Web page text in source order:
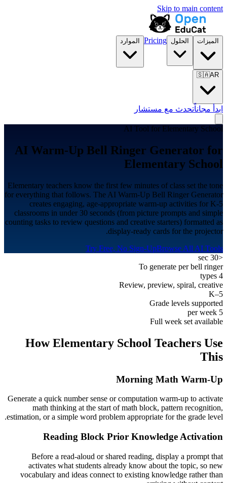
Skip to main content
الميزات الحلول Pricing الموارد
🇸🇦AR
ابدأ مجاناًتحدث مع مستشار
AI Tool for Elementary School
AI Warm-Up Bell Ringer Generator for
Elementary School
Elementary teachers know the first few minutes of class set the tone
for everything that follows. The AI Warm-Up Bell Ringer Generator
creates engaging, age-appropriate warm-up activities for K-5
classrooms in under 30 seconds (from picture prompts and simple
counting tasks to review questions and creative starters) formatted as
display-ready cards for the projector.
Try Free, No Sign-UpBrowse All AI Tools
<30 sec
To generate per bell ringer
4 types
Review, preview, spiral, creative
K–5
Grade levels supported
5 per week
Full week set available
HowElementary School Teachers Use
This
Morning Math Warm-Up
Generate a quick number sense or computation warm-up to activate
math thinking at the start of math block, pattern recognition,
estimation, or a simple word problem appropriate for the grade level.
Reading Block Prior Knowledge Activation
Before a read-aloud or shared reading, display a prompt that
activates what students already know about the topic, so new
vocabulary and ideas connect to existing knowledge rather than